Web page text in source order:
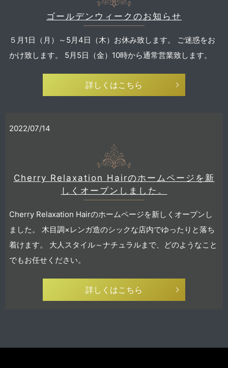
ゴールデンウィークのお知らせ
５月1日（月）～5月4日（木）お休み致します。 ご迷惑をお
かけ致します。 5月5日（金）10時から通常営業致します。
詳しくはこちら
2022/07/14
Cherry Relaxation Hairのホームページを新
しくオープンしました。
Cherry Relaxation Hairのホームページを新しくオープンし
ました。 木目調×レンガ造のシックな店内でゆったりと落ち
着けます。 大人スタイル～ナチュラルまで、どのようなこと
でもお任せください。
詳しくはこちら